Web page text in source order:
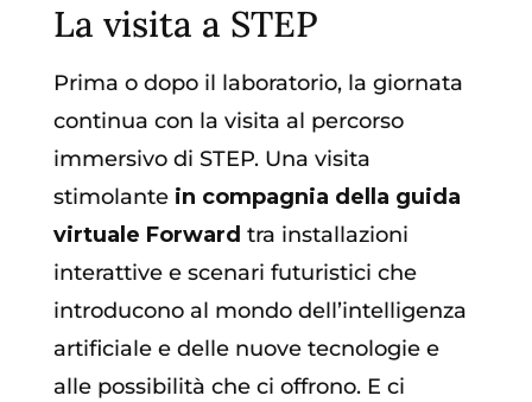
La visita a STEP
Prima o dopo il laboratorio, la giornata
continua con la visita al percorso
immersivo di STEP. Una visita
stimolantein compagnia della guida
virtuale Forward tra installazioni
interattive e scenari futuristici che
introducono al mondo dell’intelligenza
artificiale e delle nuove tecnologie e
alle possibilità che ci offrono. E ci